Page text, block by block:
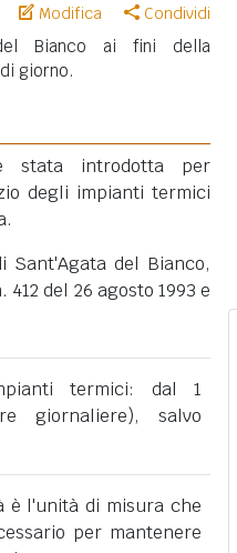
Modifica Condividi
Bianco ai fini della
giorno.
stata introdotta per
degli impianti termici
del Bianco,
del 26 agosto 1993 e
termici: dal 1
giornaliere), salvo
è l'unità di misura che
per mantenere